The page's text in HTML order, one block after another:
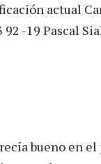
actual
-19 Pascal
bueno en